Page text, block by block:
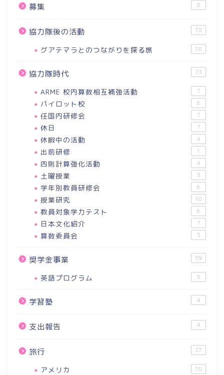
募集 8
協力隊後の活動 18
グアテマラとのつながりを探る旅 18
協力隊時代 73
ARME 校内算数相互補強活動 7
パイロット校 6
任国内研修会 7
休日 7
休暇中の活動 4
出前研修 1
四則計算強化活動 4
土曜授業 3
学年別教員研修会 6
授業研究 10
教員対象学力テスト 6
日本文化紹介 7
算数委員会 5
奨学金事業 59
英語プログラム 5
学習塾 4
支出報告 4
旅行 27
アメリカ 10